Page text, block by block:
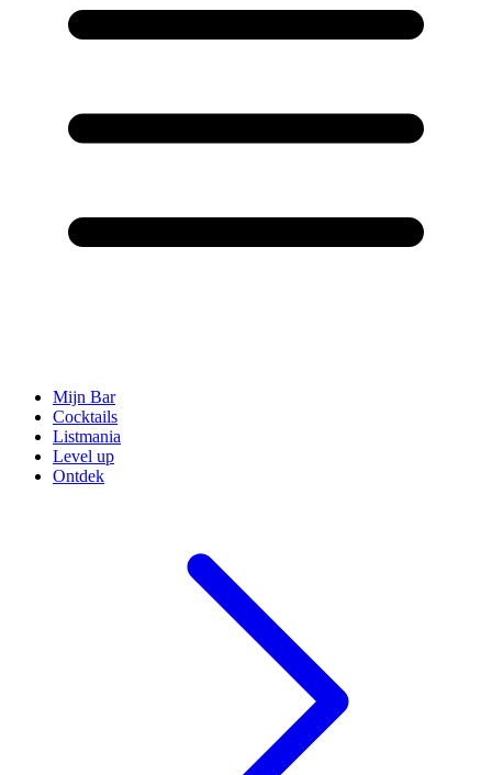
Mijn Bar
Cocktails
Listmania
Level up
Ontdek